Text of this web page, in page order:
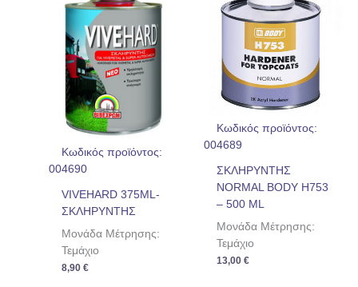
Κωδικός προϊόντος:
004690
VIVEHARD 375ML-
ΣΚΛΗΡΥΝΤΗΣ
Μονάδα Μέτρησης:
Τεμάχιο
8,90€
Κωδικός προϊόντος:
004689
ΣΚΛΗΡΥΝΤΗΣ
NORMAL BODY H753
– 500 ML
Μονάδα Μέτρησης:
Τεμάχιο
13,00 €